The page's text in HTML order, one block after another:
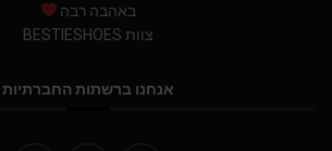
באהבה רבה
צוות BESTIESHOES
אנחנו ברשתות החברתיות